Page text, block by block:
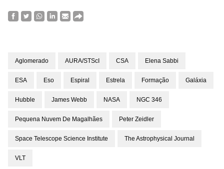
Aglomerado AURA/STScI CSA Elena Sabbi
ESA Eso Espiral Estrela Formação Galáxia
Hubble James Webb NASA NGC 346
Pequena Nuvem De Magalhães Peter Zeidler
Space Telescope Science Institute The Astrophysical Journal
VLT